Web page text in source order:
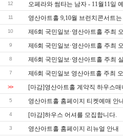
12 오페라와 썸타는 남자 - 11월11일
11 영산아트홀 9,10월 브런치콘서트
10 제6회 국민일보·영산아트홀 주최
9 제6회 국민일보·영산아트홀 주최
8 제6회 국민일보·영산아트홀 주최
7 제6회 국민일보 영산아트홀 주최
>> [마감]영산아트홀 계약직 하우스
5 영산아트홀 홈페이지 티켓예매 안
4 [마감]하우스 어셔를 모집합니다.
3 영산아트홀 홈페이지 리뉴얼 안내